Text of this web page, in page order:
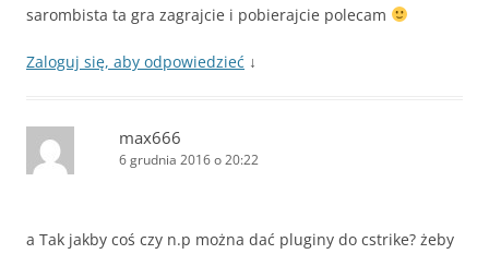
sarombista ta gra zagrajcie i pobierajcie polecam
Zaloguj się, aby odpowiedzieć ↓
max666
6 grudnia 2016 o 20:22
a Tak jakby coś czy n.p można dać pluginy do cstrike? żeby